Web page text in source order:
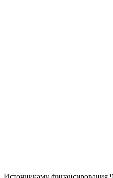
Источниками финансирования